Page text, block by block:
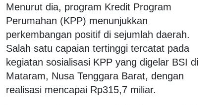
Menurut dia, program Kredit Program
Perumahan (KPP) menunjukkan
perkembangan positif di sejumlah daerah.
Salah satu capaian tertinggi tercatat pada
kegiatan sosialisasi KPP yang digelar BSI di
Mataram, Nusa Tenggara Barat, dengan
realisasi mencapai Rp315,7 miliar.